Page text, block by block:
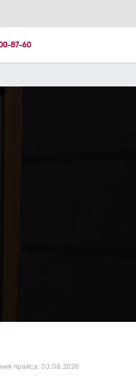
87-60
прайса: 03.08.2026